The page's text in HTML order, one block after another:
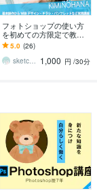
フォトショップの使い方
を初めての方限定で教え
ます 分かり易く本格的に
学ぶフォトショップ入門
講座 趣味を仕事に彡
5.0 (26)
sketchnews 1,000 円 /30分